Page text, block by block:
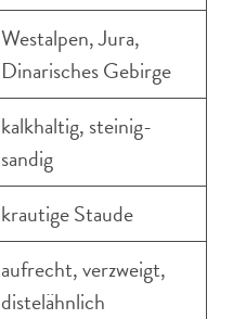
Westalpen, Jura,
Dinarisches Gebirge
kalkhaltig, steinig-
sandig
krautige Staude
aufrecht, verzweigt,
distelähnlich